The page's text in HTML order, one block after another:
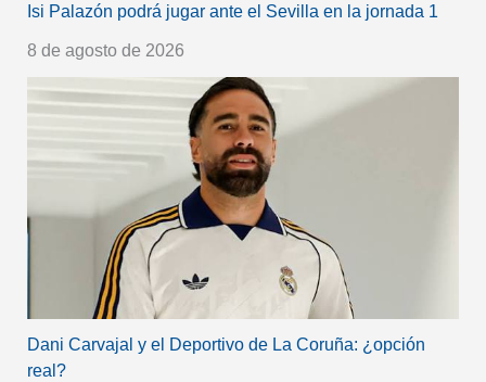
Isi Palazón podrá jugar ante el Sevilla en la jornada 1
8 de agosto de 2026
Dani Carvajal y el Deportivo de La Coruña: ¿opción
real?